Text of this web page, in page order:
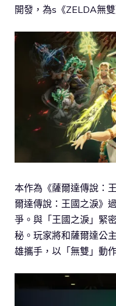
開發，為s《ZELDA無
本作為《薩爾達傳說：
爾達傳說：王國之淚》
爭。與「王國之淚」緊
秘。玩家將和薩爾達公
雄攜手，以「無雙」動